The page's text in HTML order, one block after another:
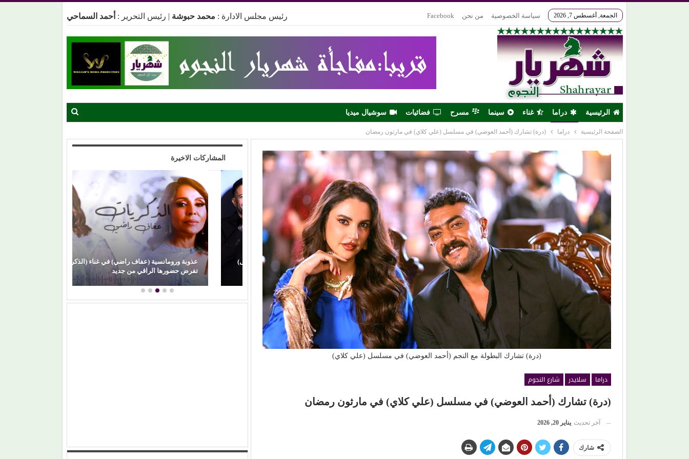
الجمعة, أغسطس 7, 2026 سياسة الخصوصية من نحن Facebook رئيس مجلس الادارة : محمد حبوشة | رئيس التحرير : أحمد السماحي
الرئيسية دراما غناء سينما مسرح فضائيات سوشيال ميديا
الصفحة الرئيسية دراما (درة) تشارك (أحمد العوضي) في مسلسل (علي كلاي) في مارثون رمضان
(درة) تشارك البطولة مع النجم (أحمد العوضي) في مسلسل (علي كلاي)
دراما سلايدر
شارع النجوم
(درة) تشارك (أحمد العوضي) في مسلسل (علي كلاي) في مارثون رمضان
آخر تحديث يناير 20, 2026
شارك
المشاركات الاخيرة
(سحر رامي).. امرأة اختارت الكرامة على مطاردة
الأضواء
(محمد حماقي) يفتتح صيفه الغنائي من (سعادة ساحل)
و(سوبر ستار) مفاجأة الليلة
عذوبة ورومانسية (عفاف راضي) في غناء (الذكريات)
تفرض حضورها الراقي من جديد